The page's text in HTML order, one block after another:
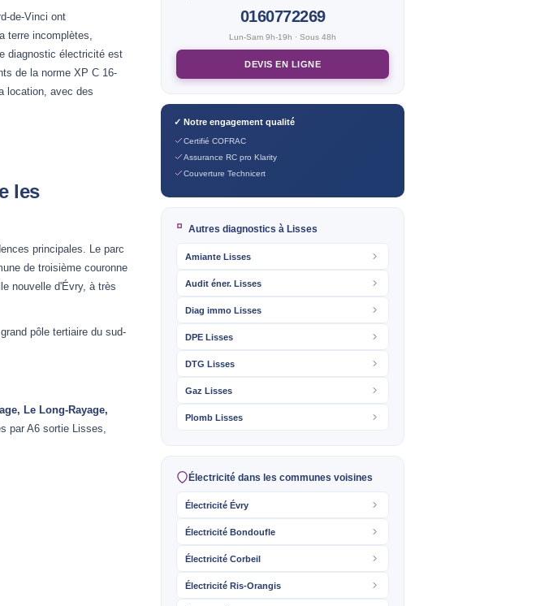
de-Vinci ont
terre incomplètes,
diagnostic électricité est
de la norme XP C 16-
location, avec des
les
principales. Le parc
de troisième couronne
nouvelle d'Évry, à très
pôle tertiaire du sud-
Le Long-Rayage,
par A6 sortie Lisses,
0160772269
Lun-Sam 9h-19h · Sous 48h
DEVIS EN LIGNE
✓ Notre engagement qualité
Certifié COFRAC
Assurance RC pro Klarity
Couverture Technicert
Autres diagnostics à Lisses
Amiante Lisses
Audit éner. Lisses
Diag immo Lisses
DPE Lisses
DTG Lisses
Gaz Lisses
Plomb Lisses
Électricité dans les communes voisines
Électricité Évry
Électricité Bondoufle
Électricité Corbeil
Électricité Ris-Orangis